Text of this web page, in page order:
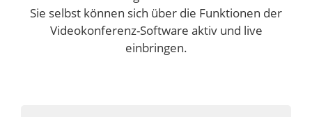
Sie selbst können sich über die Funktionen der
Videokonferenz-Software aktiv und live
einbringen.